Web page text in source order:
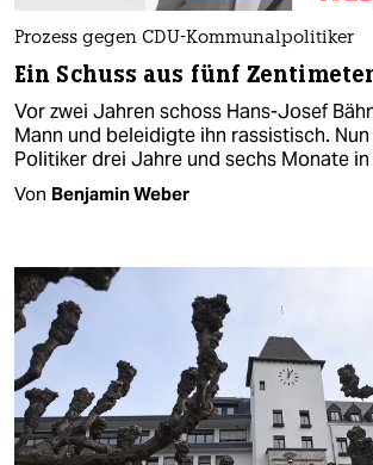
Prozess gegen CDU-Kommunalpolitiker
Ein Schuss aus fünf
Vor zwei Jahren schoss Hans-Josef
Mann und beleidigte ihn rassistisch.
Politiker drei Jahre und sechs Monate in
Von Benjamin Weber